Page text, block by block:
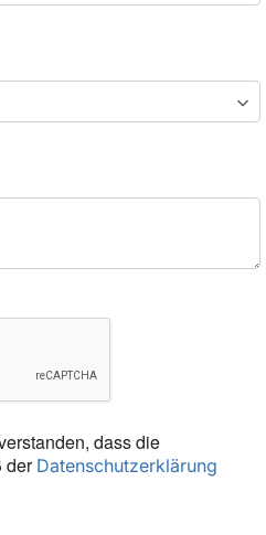
dass die
der Datenschutzerklärung